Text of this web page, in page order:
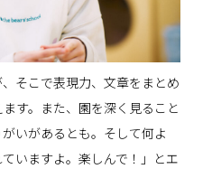
、そこで表現力、文章をまとめ
す。また、園を深く見ること
いがあるとも。そして何よ
いますよ。楽しんで！」とエ